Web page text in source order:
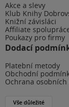
Akce a slevy
Klub Knihy
Knižní závisláci
Affiliate
Poukazy pro firmy
Dodací
Platební metody
Obchodní
Ochrana
Vše důležité